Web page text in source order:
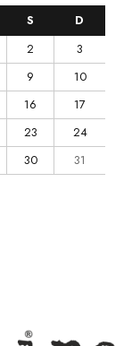
S
D
2
3
9
10
16
17
23
24
30 31